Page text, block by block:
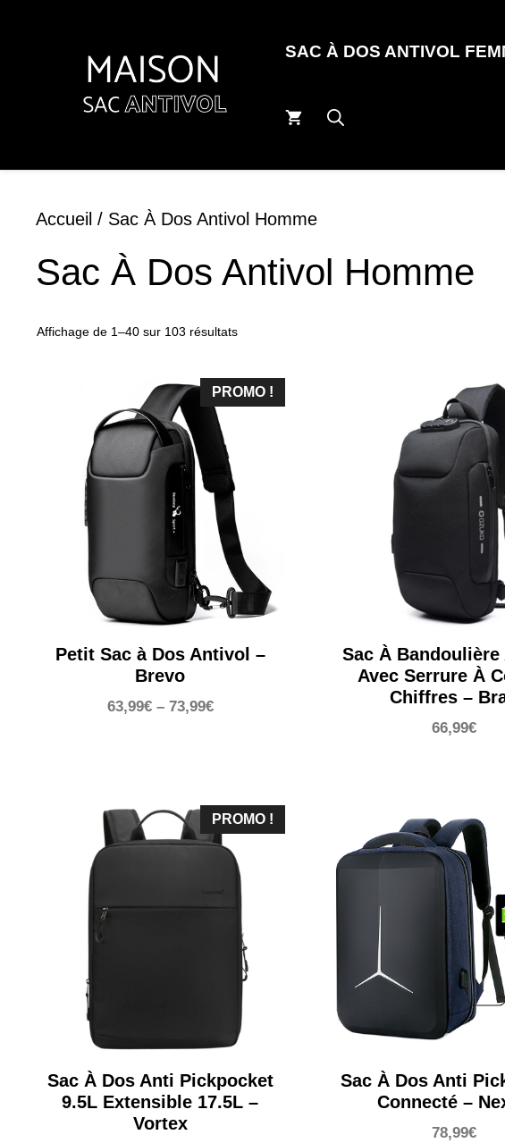
SAC À DOS ANTIVOL
Accueil / Sac À Dos Antivol Homme
Sac À Dos Antivol Homme
Affichage de 1–40 sur 103 résultats
PROMO !
Petit Sac à Dos Antivol –
Brevo
63,99€– 73,99€
Sac À
Avec Serrure À
Chiffres –
66,99€
PROMO !
Sac À Dos Anti Pickpocket
9.5L Extensible 17.5L –
Vortex
Sac À Dos Anti
Connecté –
78,99€